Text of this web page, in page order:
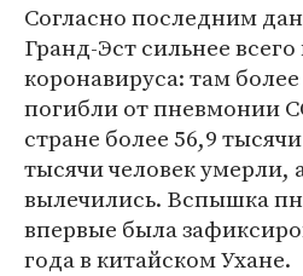
Согласно последним
Гранд-Эст сильнее
коронавируса: там
погибли от пневмонии
стране более 56,9
тысячи человек умерли,
вылечились. Вспышка
впервые была
года в китайском Ухане.